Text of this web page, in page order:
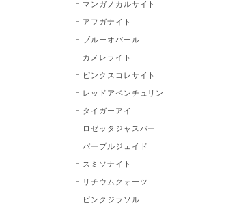
マンガノカルサイト
アフガナイト
ブルーオパール
カメレライト
ピンクスコレサイト
レッドアベンチュリン
タイガーアイ
ロゼッタジャスパー
パープルジェイド
スミソナイト
リチウムクォーツ
ピンクジラソル